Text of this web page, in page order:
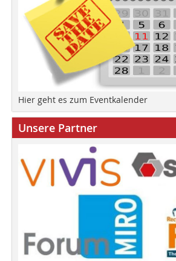
Hier geht es zum Eventkalender
Unsere Partner